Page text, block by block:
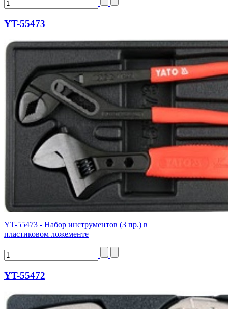
YT-55473
YT-55473 - Набор инструментов (3 пр.) в
пластиковом ложементе
YT-55472